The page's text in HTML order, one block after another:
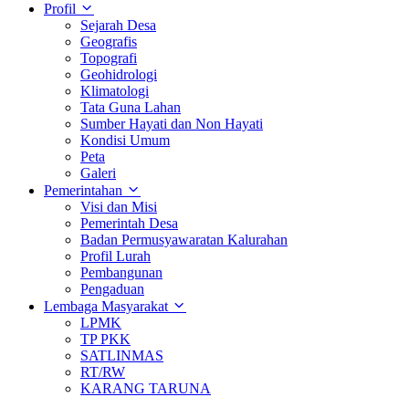
Profil
Sejarah Desa
Geografis
Topografi
Geohidrologi
Klimatologi
Tata Guna Lahan
Sumber Hayati dan Non Hayati
Kondisi Umum
Peta
Galeri
Pemerintahan
Visi dan Misi
Pemerintah Desa
Badan Permusyawaratan Kalurahan
Profil Lurah
Pembangunan
Pengaduan
Lembaga Masyarakat
LPMK
TP PKK
SATLINMAS
RT/RW
KARANG TARUNA